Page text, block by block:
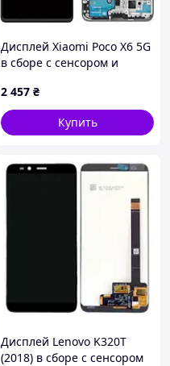
Дисплей Xiaomi Poco X6 5G
в сборе с сенсором и
2 457 ₴
Купить
Дисплей Lenovo K320T
(2018) в сборе с сенсором